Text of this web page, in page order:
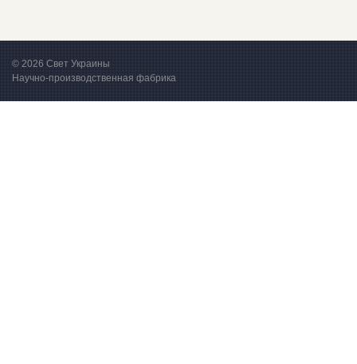
© 2026 Свет Украины
Научно-производственная фабрика